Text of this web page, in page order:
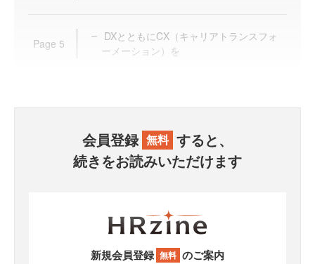
Page 5
DXとともにCX（キャリアトランスフォ
ーメーション）を
会員登録 無料 すると、
続きをお読みいただけます
新規会員登録 無料 のご案内